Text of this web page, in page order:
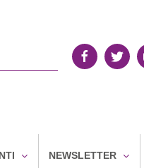
NEWSLETTER